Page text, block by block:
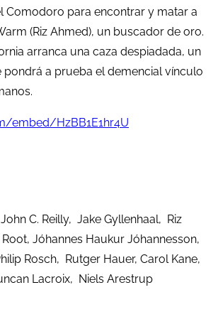
Comodoro para encontrar y matar a
(Riz Ahmed), un buscador de oro.
arranca una caza despiadada, un
pondrá a prueba el demencial vínculo
embed/HzBB1E1hr4U
C. Reilly, Jake Gyllenhaal, Riz
Jóhannes Haukur Jóhannesson,
Rosch, Rutger Hauer, Carol Kane,
Lacroix, Niels Arestrup